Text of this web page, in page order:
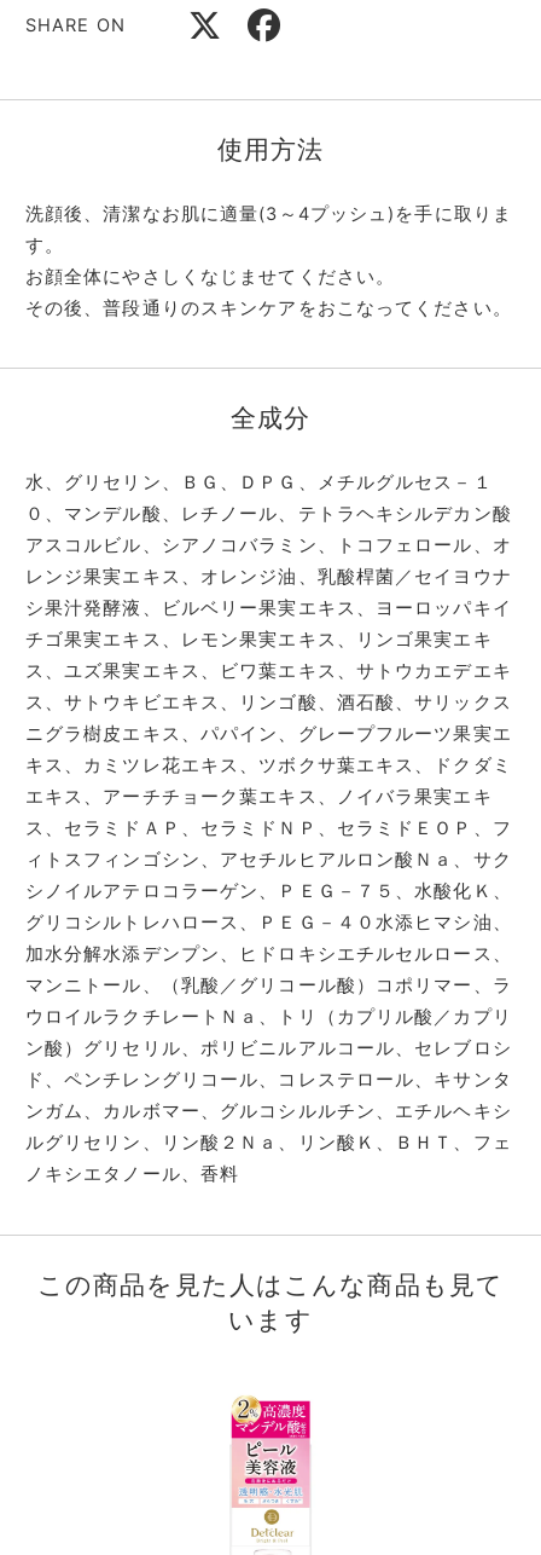
SHARE ON
使用方法
洗顔後、清潔なお肌に適量(3～4プッシュ)を手に取りま
す。
お顔全体にやさしくなじませてください。
その後、普段通りのスキンケアをおこなってください。
全成分
水、グリセリン、ＢＧ、ＤＰＧ、メチルグルセス－１
０、マンデル酸、レチノール、テトラヘキシルデカン酸
アスコルビル、シアノコバラミン、トコフェロール、オ
レンジ果実エキス、オレンジ油、乳酸桿菌／セイヨウナ
シ果汁発酵液、ビルベリー果実エキス、ヨーロッパキイ
チゴ果実エキス、レモン果実エキス、リンゴ果実エキ
ス、ユズ果実エキス、ビワ葉エキス、サトウカエデエキ
ス、サトウキビエキス、リンゴ酸、酒石酸、サリックス
ニグラ樹皮エキス、パパイン、グレープフルーツ果実エ
キス、カミツレ花エキス、ツボクサ葉エキス、ドクダミ
エキス、アーチチョーク葉エキス、ノイバラ果実エキ
ス、セラミドＡＰ、セラミドＮＰ、セラミドＥＯＰ、フ
ィトスフィンゴシン、アセチルヒアルロン酸Ｎａ、サク
シノイルアテロコラーゲン、ＰＥＧ－７５、水酸化Ｋ、
グリコシルトレハロース、ＰＥＧ－４０水添ヒマシ油、
加水分解水添デンプン、ヒドロキシエチルセルロース、
マンニトール、（乳酸／グリコール酸）コポリマー、ラ
ウロイルラクチレートＮａ、トリ（カプリル酸／カプリ
ン酸）グリセリル、ポリビニルアルコール、セレブロシ
ド、ペンチレングリコール、コレステロール、キサンタ
ンガム、カルボマー、グルコシルルチン、エチルヘキシ
ルグリセリン、リン酸２Ｎａ、リン酸Ｋ、ＢＨＴ、フェ
ノキシエタノール、香料
この商品を見た人はこんな商品も見て
います